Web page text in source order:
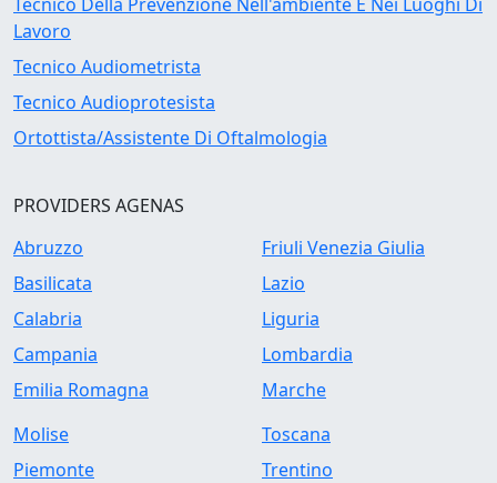
Lavoro
Tecnico Audiometrista
Tecnico Audioprotesista
Ortottista/Assistente Di Oftalmologia
PROVIDERS AGENAS
Abruzzo
Basilicata
Calabria
Campania
Emilia Romagna
Friuli Venezia Giulia
Lazio
Liguria
Lombardia
Marche
Molise
Piemonte
Toscana
Trentino